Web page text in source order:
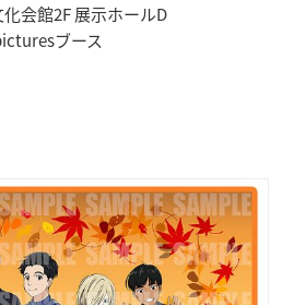
会館2F 展示ホールD
ブース